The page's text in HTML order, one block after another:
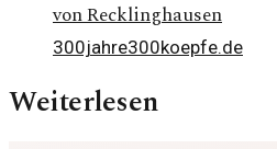
von Recklinghausen
300jahre300koepfe.de
Weiterlesen